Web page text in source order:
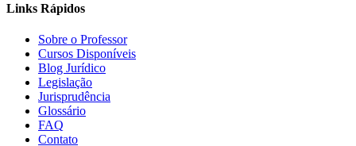
Links Rápidos
Sobre o Professor
Cursos Disponíveis
Blog Jurídico
Legislação
Jurisprudência
Glossário
FAQ
Contato